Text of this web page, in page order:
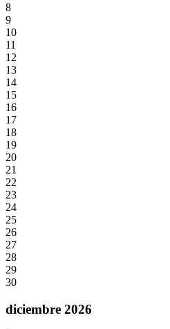
8
9
10
11
12
13
14
15
16
17
18
19
20
21
22
23
24
25
26
27
28
29
30
diciembre 2026